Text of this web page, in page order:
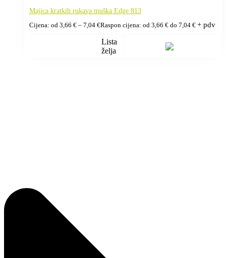
Majica kratkih rukava muška Edge 813
Cijena: od 3,66 € – 7,04 €Raspon cijena: od 3,66 € do 7,04 € + pdv
Lista
želja